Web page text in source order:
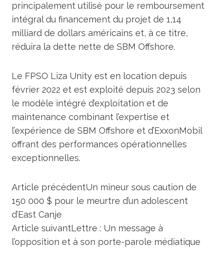
principalement utilisé pour le remboursement
intégral du financement du projet de 1,14
milliard de dollars américains et, à ce titre,
réduira la dette nette de SBM Offshore.
Le FPSO Liza Unity est en location depuis
février 2022 et est exploité depuis 2023 selon
le modèle intégré d’exploitation et de
maintenance combinant l’expertise et
l’expérience de SBM Offshore et d’ExxonMobil
offrant des performances opérationnelles
exceptionnelles.
Article précédentUn mineur sous caution de
150 000 $ pour le meurtre d’un adolescent
d’East Canje
Article suivantLettre : Un message à
l’opposition et à son porte-parole médiatique